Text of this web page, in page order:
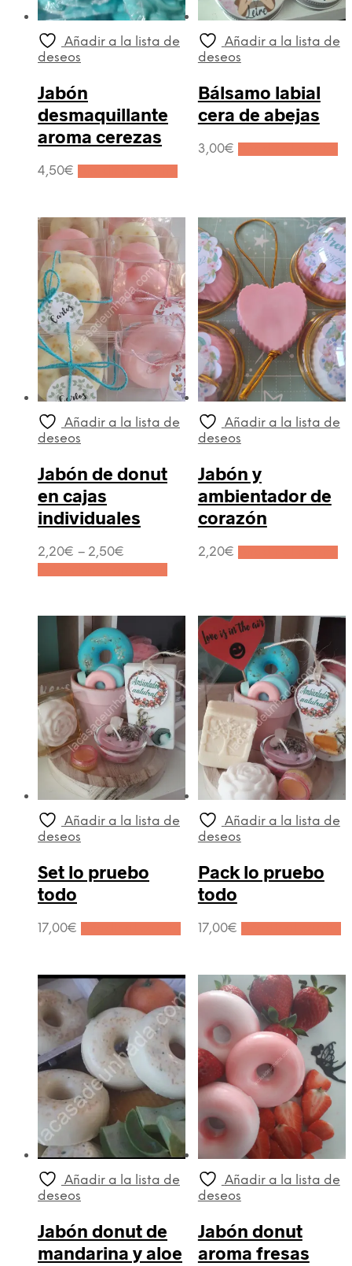
Añadir a la lista de
deseos
Jabón
desmaquillante
aroma cerezas
4,50€
Añadir a la lista de
deseos
Bálsamo labial
cera de abejas
3,00€
Añadir a la lista de
deseos
Jabón de donut
en cajas
individuales
2,20€ – 2,50€
Este
múltiples
variantes.
opciones
se
pueden
elegir
en
la
página
producto
Añadir a la lista de
deseos
Jabón y
ambientador de
corazón
2,20€
Añadir a la lista de
deseos
Set lo pruebo
todo
17,00€
Añadir a la lista de
deseos
Pack lo pruebo
todo
17,00€
Añadir a la lista de
deseos
Jabón donut de
mandarina y aloe
Añadir a la lista de
deseos
Jabón donut
aroma fresas